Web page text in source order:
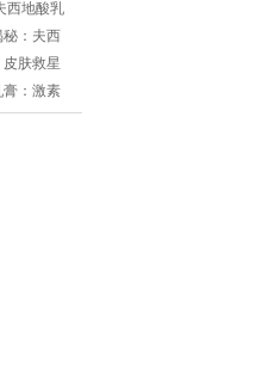
！🌟
西地酸乳
公开！?
秘：夫西
间的安
肤救星
!膏：激素